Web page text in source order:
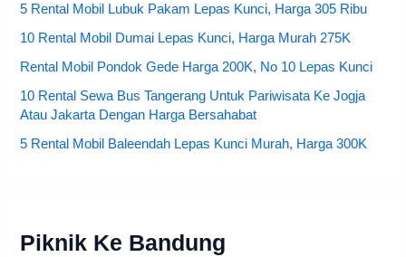
5 Rental Mobil Lubuk Pakam Lepas Kunci, Harga 305 Ribu
10 Rental Mobil Dumai Lepas Kunci, Harga Murah 275K
Rental Mobil Pondok Gede Harga 200K, No 10 Lepas Kunci
10 Rental Sewa Bus Tangerang Untuk Pariwisata Ke Jogja
Atau Jakarta Dengan Harga Bersahabat
5 Rental Mobil Baleendah Lepas Kunci Murah, Harga 300K
Piknik Ke Bandung